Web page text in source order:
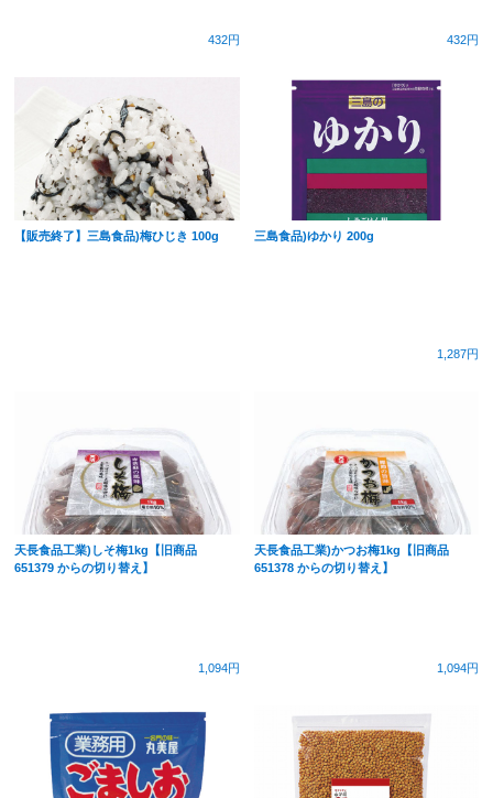
432円 432円
【販売終了】三島食品)梅ひじき 100g 三島食品)ゆかり 200g
1,287円
天長食品工業)しそ梅1kg【旧商品
651379 からの切り替え】
1,094円
天長食品工業)かつお梅1kg【旧商品
651378 からの切り替え】
1,094円